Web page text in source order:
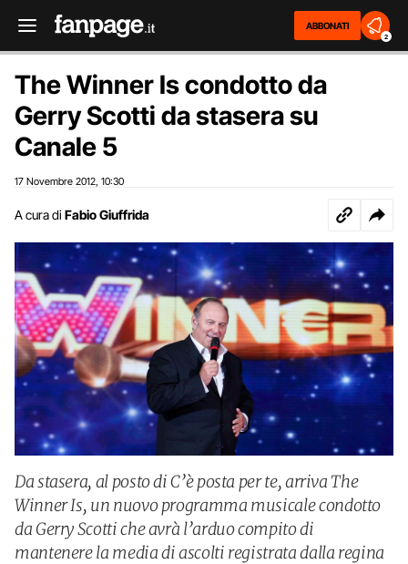
ABBONATI
2
The Winner Is condotto da
Gerry Scotti da stasera su
Canale 5
17 Novembre 2012 10:30
A cura di Fabio Giuffrida
Da stasera, al posto di C’è posta per te, arriva The
Winner Is, un nuovo programma musicale condotto
da Gerry Scotti che avrà l’arduo compito di
mantenere la media di ascolti registrata dalla regina